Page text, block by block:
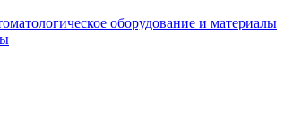
оборудование и материалы